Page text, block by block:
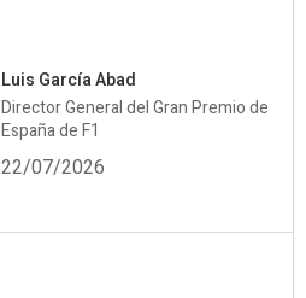
Luis García Abad
Director General del Gran Premio de
España de F1
22/07/2026